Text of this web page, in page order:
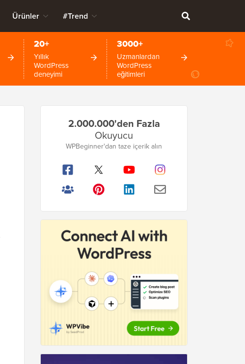
Ürünler #Trend
20+
Yıllık
WordPress
deneyimi
3000+
Uzmanlardan
WordPress
eğitimleri
Kenar
Çubuğu
2.000.000'den Fazla
Okuyucu
WPBeginner'dan taze içerik alın